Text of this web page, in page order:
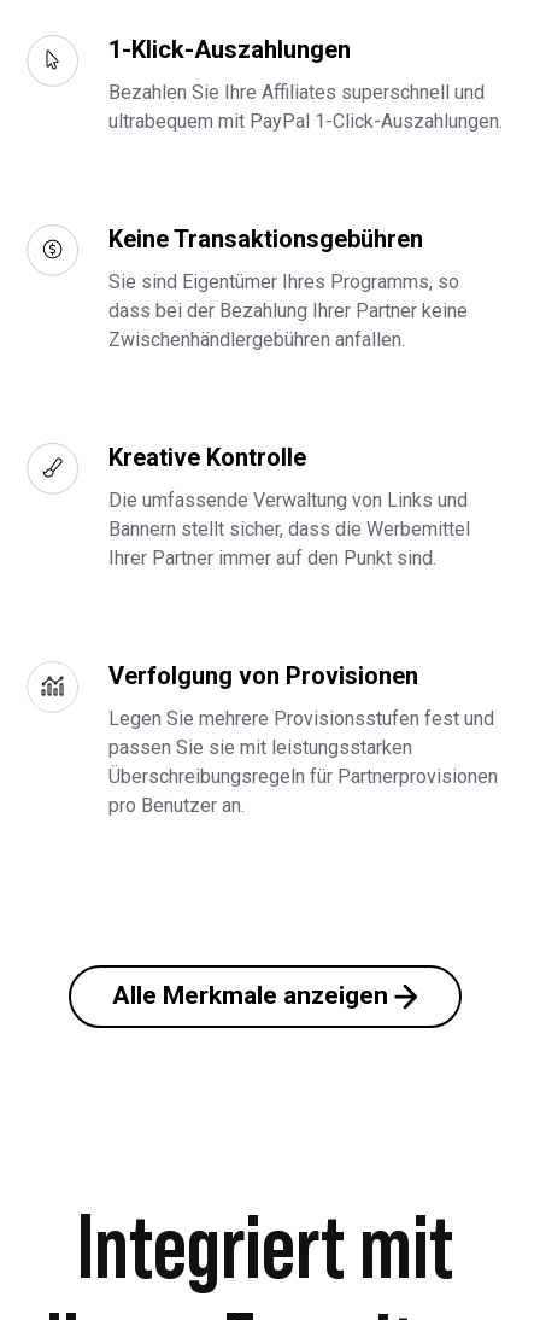
1-Klick-Auszahlungen
Bezahlen Sie Ihre Affiliates superschnell und
ultrabequem mit PayPal 1-Click-Auszahlungen.
Keine Transaktionsgebühren
Sie sind Eigentümer Ihres Programms, so
dass bei der Bezahlung Ihrer Partner keine
Zwischenhändlergebühren anfallen.
Kreative Kontrolle
Die umfassende Verwaltung von Links und
Bannern stellt sicher, dass die Werbemittel
Ihrer Partner immer auf den Punkt sind.
Verfolgung von Provisionen
Legen Sie mehrere Provisionsstufen fest und
passen Sie sie mit leistungsstarken
Überschreibungsregeln für Partnerprovisionen
pro Benutzer an.
Alle Merkmale anzeigen
Integriert mit